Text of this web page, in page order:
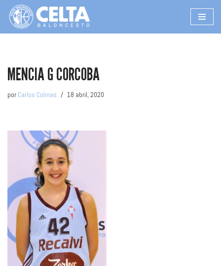
Saltar
MENCIA G CORCOBA
por Carlos Colinas 18 abril, 2020